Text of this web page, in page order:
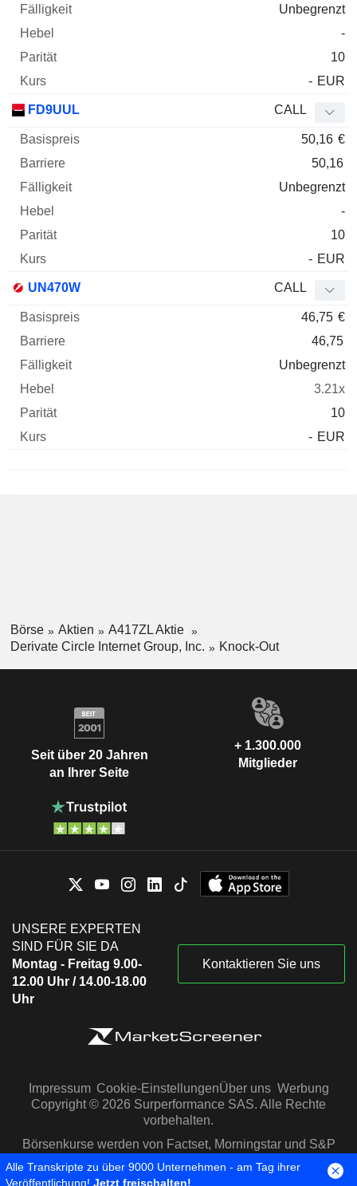
Unbegrenzt
-
10
- EUR
FD9UUL CALL
50,16 €
50,16
Unbegrenzt
-
10
- EUR
UN470W CALL
46,75 €
46,75
Unbegrenzt
3.21x
10
- EUR
Börse Aktien
A417ZL Aktie
Derivate Circle Internet Group, Inc.
Knock-Out
Seit über 20 Jahren
an Ihrer Seite
+ 1.300.000
Mitglieder
UNSERE EXPERTEN
SIND FÜR SIE DA
Montag - Freitag 9.00-
12.00 Uhr / 14.00-18.00
Uhr
Kontaktieren Sie uns
Impressum Cookie-EinstellungenÜber uns Werbung
Copyright © 2026 Surperformance SAS. Alle Rechte
vorbehalten.
Börsenkurse werden von Factset, Morningstar und S&P
Capital IQ zur Verfügung gestellt
Alle Transkripte zu über 9000 Unternehmen - am Tag ihrer
Veröffentlichung! Jetzt freischalten!